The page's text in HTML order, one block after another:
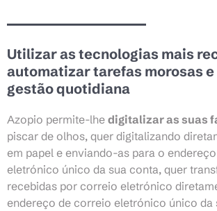
Utilizar as tecnologias mais
automatizar tarefas morosas
gestão quotidiana
Azopio permite-lhe digitalizar as suas
piscar de olhos, quer digitalizando
em papel e enviando-as para o
eletrónico único da sua conta, quer
recebidas por correio eletrónico
endereço de correio eletrónico único da